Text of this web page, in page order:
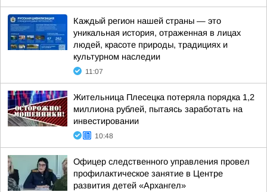
Каждый регион нашей страны — это
уникальная история, отраженная в лицах
людей, красоте природы, традициях и
культурном наследии
11:07
Жительница Плесецка потеряла порядка 1,2
миллиона рублей, пытаясь заработать на
инвестировании
10:48
Офицер следственного управления провел
профилактическое занятие в Центре
развития детей «Архангел»